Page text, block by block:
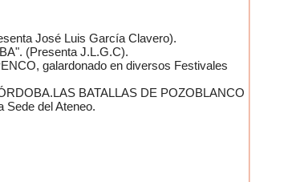
José Luis García Clavero).
(Presenta J.L.G.C).
galardonado en diversos Festivales
BATALLAS DE POZOBLANCO
Sede del Ateneo.